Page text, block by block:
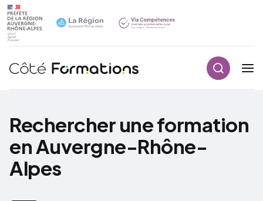
Navigation principale
Rechercher une formation
en Auvergne-Rhône-
Alpes